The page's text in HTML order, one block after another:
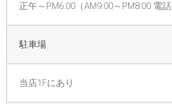
正午～PM6:00（AM9:00～PM8:00 電
駐車場
当店1Fにあり